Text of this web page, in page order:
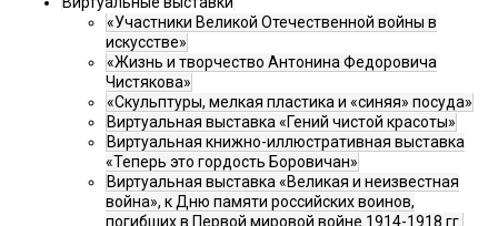
«Участники Великой Отечественной войны в
искусстве»
«Жизнь и творчество Антонина Федоровича
Чистякова»
«Скульптуры, мелкая пластика и «синяя» посуда»
Виртуальная выставка «Гений чистой красоты»
Виртуальная книжно-иллюстративная выставка
«Теперь это гордость Боровичан»
Виртуальная выставка «Великая и неизвестная
война», к Дню памяти российских воинов,
погибших в Первой мировой войне 1914-1918 гг.